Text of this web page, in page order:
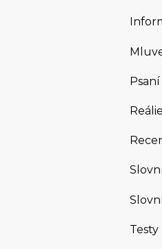
Psaní
Reálie
Testy